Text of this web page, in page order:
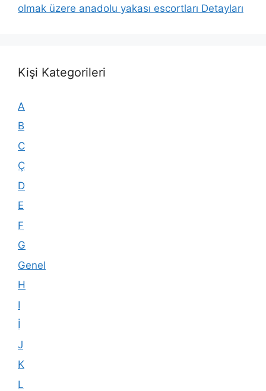
olmak üzere anadolu yakası escortları Detayları
Kişi Kategorileri
A
B
C
Ç
D
E
F
G
Genel
H
I
İ
J
K
L